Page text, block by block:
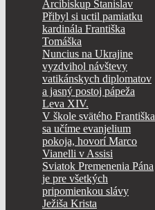
Arcibiskup Stanislav
Přibyl si uctil pamiatku
kardinála Františka
Tomáška
Nuncius na Ukrajine
vyzdvihol návštevy
vatikánskych diplomatov
a jasný postoj pápeža
Leva XIV.
V škole svätého Františka
sa učíme evanjelium
pokoja, hovorí Marco
Vianelli v Assisi
Sviatok Premenenia Pána
je pre všetkých
pripomienkou slávy
Ježiša Krista